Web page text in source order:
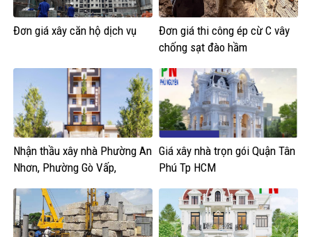
Đơn giá xây căn hộ dịch vụ
Đơn giá thi công ép cừ C vây
chống sạt đào hầm
Nhận thầu xây nhà Phường An
Nhơn, Phường Gò Vấp,
Tây,An Hội Đông
Giá xây nhà trọn gói Quận Tân
Phú Tp HCM